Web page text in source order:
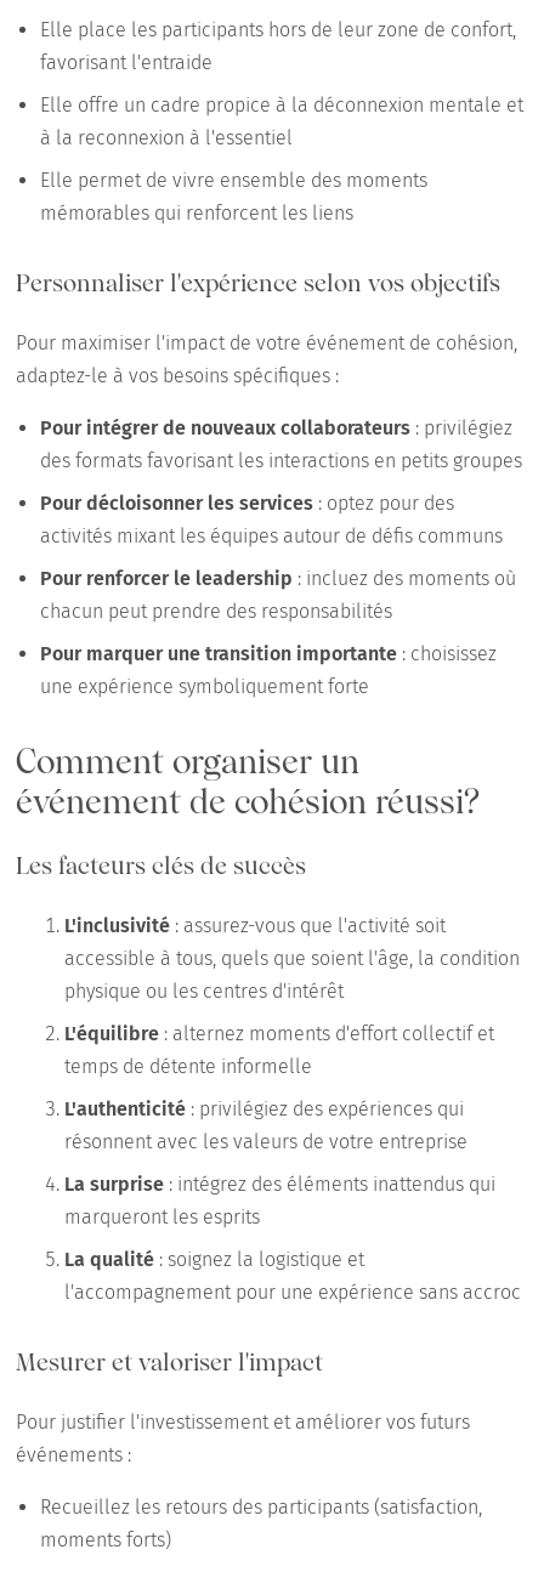
Elle place les participants hors de leur zone de confort,
favorisant l'entraide
Elle offre un cadre propice à la déconnexion mentale et
à la reconnexion à l'essentiel
Elle permet de vivre ensemble des moments
mémorables qui renforcent les liens
Personnaliser l'expérience selon vos objectifs
Pour maximiser l'impact de votre événement de cohésion,
adaptez-le à vos besoins spécifiques :
Pour intégrer de nouveaux collaborateurs : privilégiez
des formats favorisant les interactions en petits groupes
Pour décloisonner les services : optez pour des
activités mixant les équipes autour de défis communs
Pour renforcer le leadership : incluez des moments où
chacun peut prendre des responsabilités
Pour marquer une transition importante : choisissez
une expérience symboliquement forte
Comment organiser un
événement de cohésion réussi?
Les facteurs clés de succès
L'inclusivité : assurez-vous que l'activité soit
accessible à tous, quels que soient l'âge, la condition
physique ou les centres d'intérêt
L'équilibre : alternez moments d'effort collectif et
temps de détente informelle
L'authenticité : privilégiez des expériences qui
résonnent avec les valeurs de votre entreprise
La surprise : intégrez des éléments inattendus qui
marqueront les esprits
La qualité : soignez la logistique et
l'accompagnement pour une expérience sans accroc
Mesurer et valoriser l'impact
Pour justifier l'investissement et améliorer vos futurs
événements :
Recueillez les retours des participants (satisfaction,
moments forts)